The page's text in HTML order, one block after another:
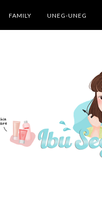
FAMILY UNEG-UNEG